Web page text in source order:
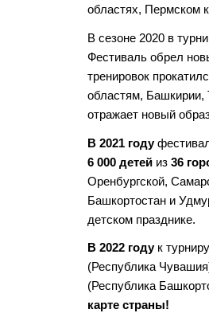
областях, Пермском
В сезоне 2020 в
Фестиваль обрел
тренировок
областям, Башкирии,
отражает новый
В 2021 году
6 000 детей из 36
Оренбургской,
Башкортостан и
детском празднике.
В 2022 годук
(Республика
(Республика
карте страны!